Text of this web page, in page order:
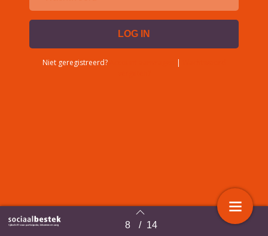
Terug naar overzicht 8 / 14
Niet geregistreerd? |